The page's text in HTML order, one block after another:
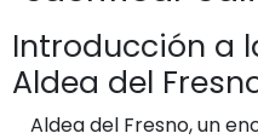
Introducción a
Aldea del
Aldea del Fresno, un